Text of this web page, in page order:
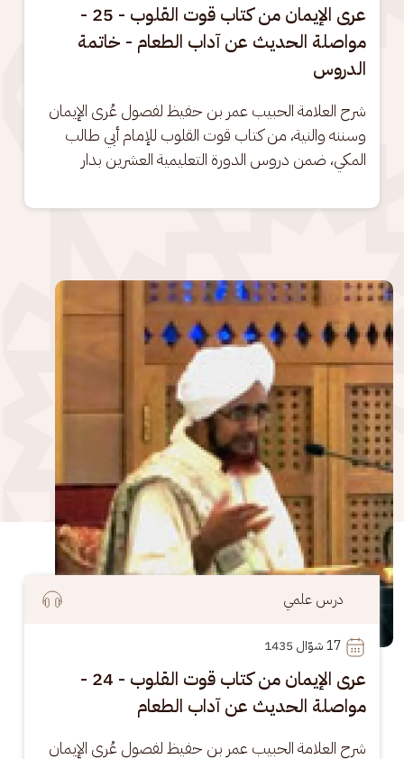
عرى الإيمان من كتاب قوت القلوب - 25 -
مواصلة الحديث عن آداب الطعام - خاتمة
الدروس
شرح العلامة الحبيب عمر بن حفيظ لفصول عُرى الإيمان
وسننه والنية، من كتاب قوت القلوب للإمام أبي طالب
المكي، ضمن دروس الدورة التعليمية العشرين بدار
الصورة
درس علمي
17
عرى الإيمان من كتاب قوت القلوب - 24 -
مواصلة الحديث عن آداب الطعام
شرح العلامة الحبيب عمر بن حفيظ لفصول عُرى الإيمان